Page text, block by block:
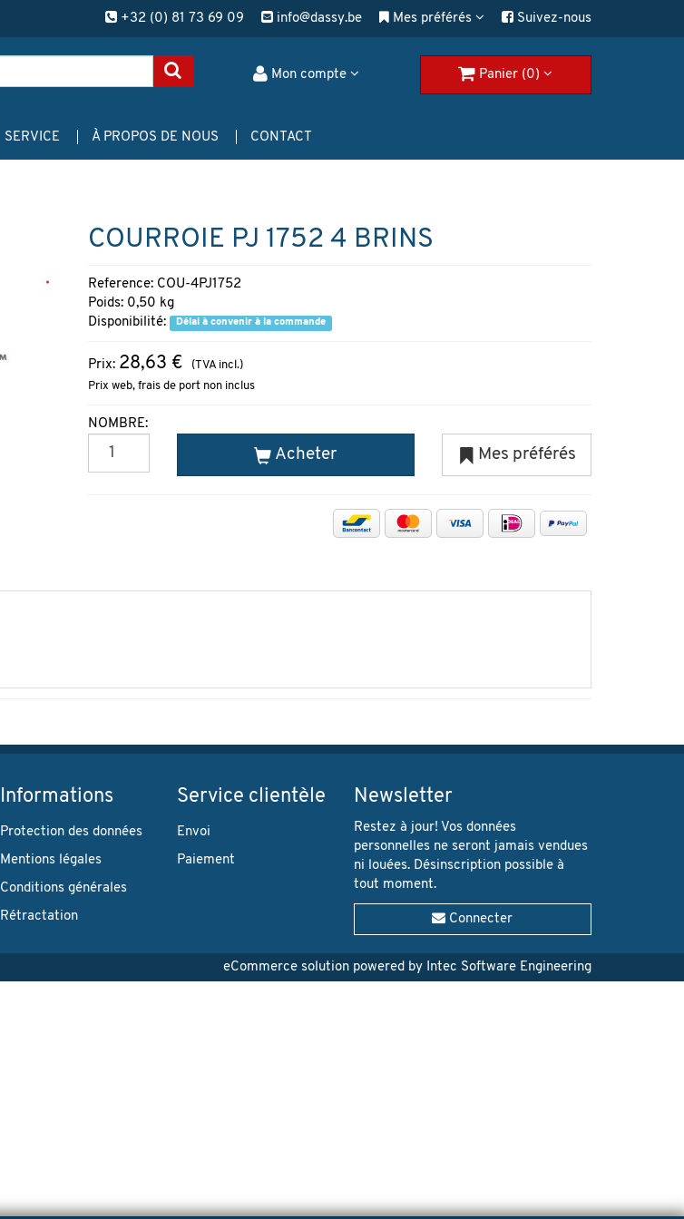
+32 (0) 81 73 69 09 info@dassy.be Mes préférés Suivez-nous
Mon compte Panier (0)
SERVICE À PROPOS DE NOUS CONTACT
COURROIE PJ 1752 4 BRINS
Reference: COU-4PJ1752
Poids: 0,50 kg
Disponibilité:
Délai à convenir à la commande
Prix: 28,63 €
(TVA incl.)
Prix web, frais de port non inclus
NOMBRE:
Acheter Mes préférés
Informations
Protection des données
Mentions légales
Conditions générales
Rétractation
Service clientèle
Envoi
Paiement
Newsletter
Restez à jour! Vos données
personnelles ne seront jamais vendues
ni louées. Désinscription possible à
tout moment.
Connecter
eCommerce solution powered by Intec Software Engineering